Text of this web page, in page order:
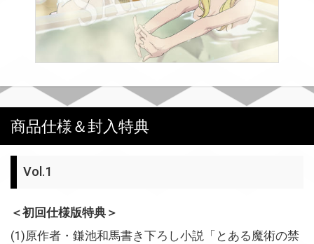
商品仕様＆封入特典
Vol.1
＜初回仕様版特典＞
(1)原作者・鎌池和馬書き下ろし小説「とある魔術の禁